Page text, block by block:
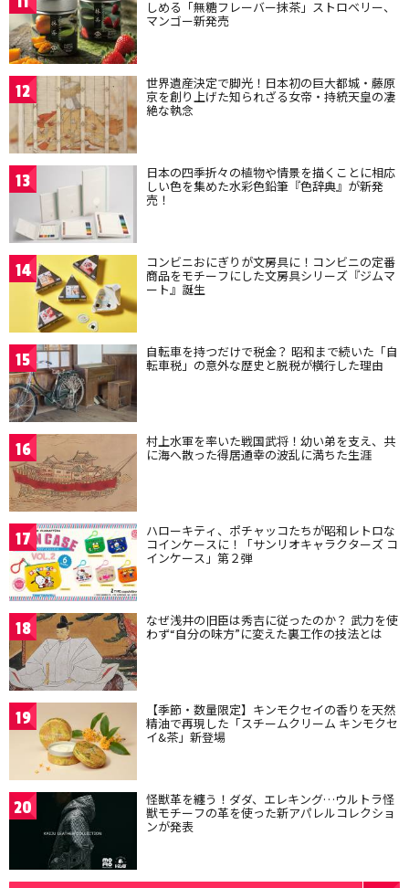
しめる「無糖フレーバー抹茶」ストロベリー、
マンゴー新発売
12 世界遺産決定で脚光！日本初の巨大都城・藤原
京を創り上げた知られざる女帝・持統天皇の凄
絶な執念
13 日本の四季折々の植物や情景を描くことに相応
しい色を集めた水彩色鉛筆『色辞典』が新発
売！
14 コンビニおにぎりが文房具に！コンビニの定番
商品をモチーフにした文房具シリーズ『ジムマ
ート』誕生
15 自転車を持つだけで税金？ 昭和まで続いた「自
転車税」の意外な歴史と脱税が横行した理由
16 村上水軍を率いた戦国武将！幼い弟を支え、共
に海へ散った得居通幸の波乱に満ちた生涯
17 ハローキティ、ポチャッコたちが昭和レトロな
コインケースに！「サンリオキャラクターズ コ
インケース」第２弾
18 なぜ浅井の旧臣は秀吉に従ったのか？ 武力を使
わず“自分の味方”に変えた裏工作の技法とは
19 【季節・数量限定】キンモクセイの香りを天然
精油で再現した「スチームクリーム キンモクセ
イ&茶」新登場
20 怪獣革を纏う！ダダ、エレキング…ウルトラ怪
獣モチーフの革を使った新アパレルコレクショ
ンが発表